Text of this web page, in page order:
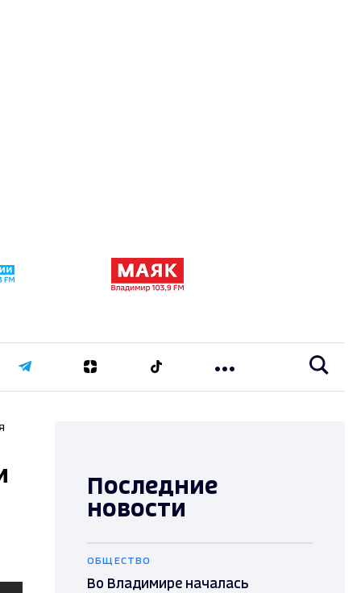
Последние
новости
ОБЩЕСТВО
Во Владимире началась